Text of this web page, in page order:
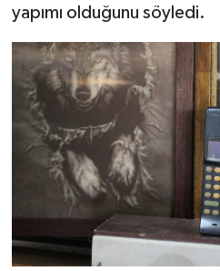
yapımı olduğunu söyledi.